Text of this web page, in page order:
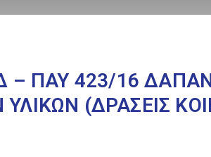
– ΠΑΥ 423/16
(ΔΡΑΣΕΙΣ